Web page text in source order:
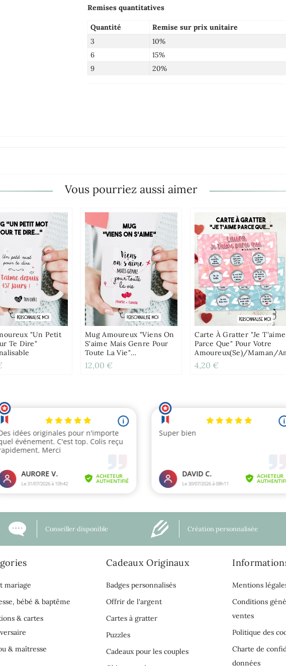
Remises quantitatives
Quantité Remise sur prix unitaire
3
10%
6
15%
9
20%
Vous pourriez aussi aimer
"Un Petit
Te Dire"
Mug Amoureux "Viens On
S'aime Mais Genre Pour
Toute La Vie"
Personnalisable
12,00 €
Carte À Gratter "Je T'aime
Parce Que" Pour Votre
Amoureux(se)/maman/
4,20 €
Conseiller disponible Création personnalisée
mariage
bébé & baptême
& cartes
& maîtresse
Cadeaux Originaux
Badges personnalisés
Offrir de l'argent
Cartes à gratter
Puzzles
Cadeaux pour les couples
Mentions
Conditions
ventes
Politique des
Charte de
données